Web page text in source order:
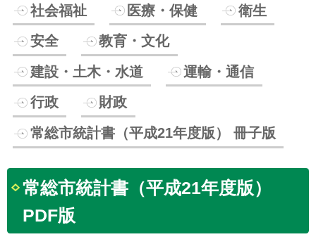
社会福祉
医療・保健
衛生
安全
教育・文化
建設・土木・水道
運輸・通信
行政
財政
常総市統計書（平成21年度版） 冊子版
常総市統計書（平成21年度版）
PDF版